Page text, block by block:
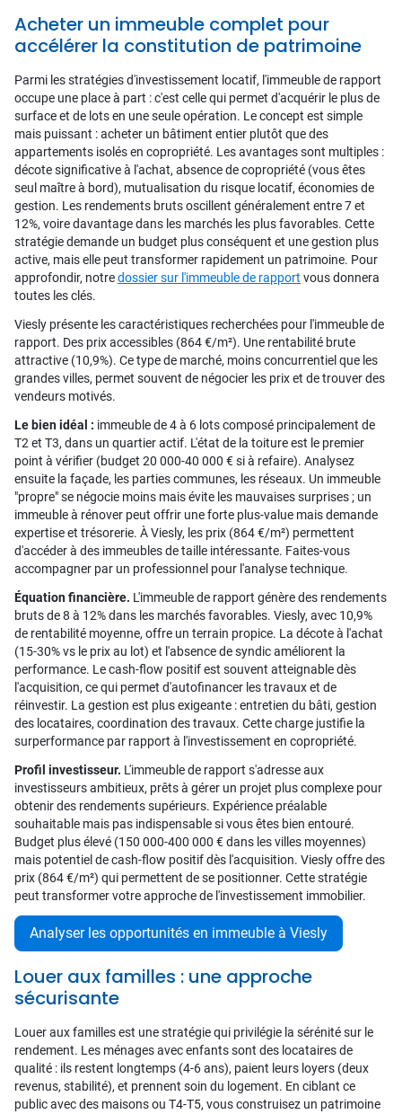
Acheter un immeuble complet pour
accélérer la constitution de patrimoine
Parmi les stratégies d'investissement locatif, l'immeuble de rapport
occupe une place à part : c'est celle qui permet d'acquérir le plus de
surface et de lots en une seule opération. Le concept est simple
mais puissant : acheter un bâtiment entier plutôt que des
appartements isolés en copropriété. Les avantages sont multiples :
décote significative à l'achat, absence de copropriété (vous êtes
seul maître à bord), mutualisation du risque locatif, économies de
gestion. Les rendements bruts oscillent généralement entre 7 et
12%, voire davantage dans les marchés les plus favorables. Cette
stratégie demande un budget plus conséquent et une gestion plus
active, mais elle peut transformer rapidement un patrimoine. Pour
approfondir, notredossier sur l'immeuble de rapport vous donnera
toutes les clés.
Viesly présente les caractéristiques recherchées pour l'immeuble de
rapport. Des prix accessibles (864 €/m²). Une rentabilité brute
attractive (10,9%). Ce type de marché, moins concurrentiel que les
grandes villes, permet souvent de négocier les prix et de trouver des
vendeurs motivés.
Le bien idéal : immeuble de 4 à 6 lots composé principalement de
T2 et T3, dans un quartier actif. L'état de la toiture est le premier
point à vérifier (budget 20 000-40 000 € si à refaire). Analysez
ensuite la façade, les parties communes, les réseaux. Un immeuble
"propre" se négocie moins mais évite les mauvaises surprises ; un
immeuble à rénover peut offrir une forte plus-value mais demande
expertise et trésorerie. À Viesly, les prix (864 €/m²) permettent
d'accéder à des immeubles de taille intéressante. Faites-vous
accompagner par un professionnel pour l'analyse technique.
Équation financière. L'immeuble de rapport génère des rendements
bruts de 8 à 12% dans les marchés favorables. Viesly, avec 10,9%
de rentabilité moyenne, offre un terrain propice. La décote à l'achat
(15-30% vs le prix au lot) et l'absence de syndic améliorent la
performance. Le cash-flow positif est souvent atteignable dès
l'acquisition, ce qui permet d'autofinancer les travaux et de
réinvestir. La gestion est plus exigeante : entretien du bâti, gestion
des locataires, coordination des travaux. Cette charge justifie la
surperformance par rapport à l'investissement en copropriété.
Profil investisseur. L'immeuble de rapport s'adresse aux
investisseurs ambitieux, prêts à gérer un projet plus complexe pour
obtenir des rendements supérieurs. Expérience préalable
souhaitable mais pas indispensable si vous êtes bien entouré.
Budget plus élevé (150 000-400 000 € dans les villes moyennes)
mais potentiel de cash-flow positif dès l'acquisition. Viesly offre des
prix (864 €/m²) qui permettent de se positionner. Cette stratégie
peut transformer votre approche de l'investissement immobilier.
Analyser les opportunités en immeuble à Viesly
Louer aux familles : une approche
sécurisante
Louer aux familles est une stratégie qui privilégie la sérénité sur le
rendement. Les ménages avec enfants sont des locataires de
qualité : ils restent longtemps (4-6 ans), paient leurs loyers (deux
revenus, stabilité), et prennent soin du logement. En ciblant ce
public avec des maisons ou T4-T5, vous construisez un patrimoine